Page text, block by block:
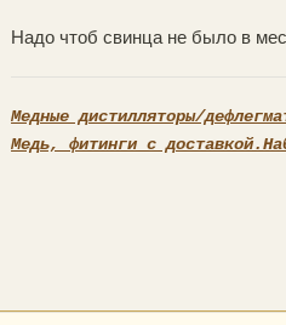
Надо чтоб свинца не было в
Медные дистилляторы/
Медь, фитинги с